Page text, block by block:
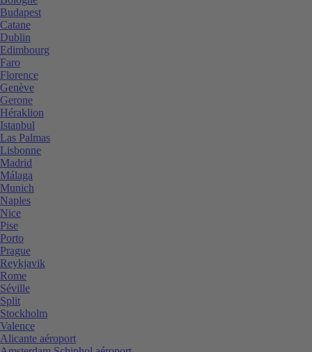
Budapest
Catane
Dublin
Edimbourg
Faro
Florence
Genève
Gerone
Héraklion
Istanbul
Las Palmas
Lisbonne
Madrid
Málaga
Munich
Naples
Nice
Pise
Porto
Prague
Reykjavik
Rome
Séville
Split
Stockholm
Valence
Alicante aéroport